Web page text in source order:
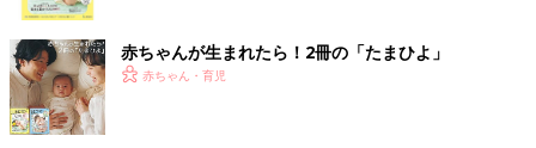
赤ちゃんが生まれたら！2冊の「たまひよ」
赤ちゃん・育児